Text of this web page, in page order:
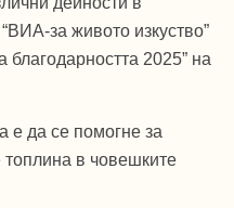
за живото изкуство”
благодарността 2025” на
е да се помогне за
топлина в човешките